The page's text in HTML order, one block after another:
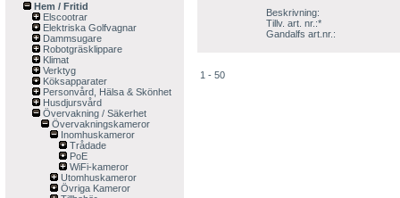
Hem / Fritid
Elscootrar
Elektriska Golfvagnar
Dammsugare
Robotgräsklippare
Klimat
Verktyg
Köksapparater
Personvård, Hälsa & Skönhet
Husdjursvård
Övervakning / Säkerhet
Övervakningskameror
Inomhuskameror
Trådade
PoE
WiFi-kameror
Utomhuskameror
Övriga Kameror
Beskrivning:
Tillv. art. nr.:*
Gandalfs art.nr.:
1 - 50